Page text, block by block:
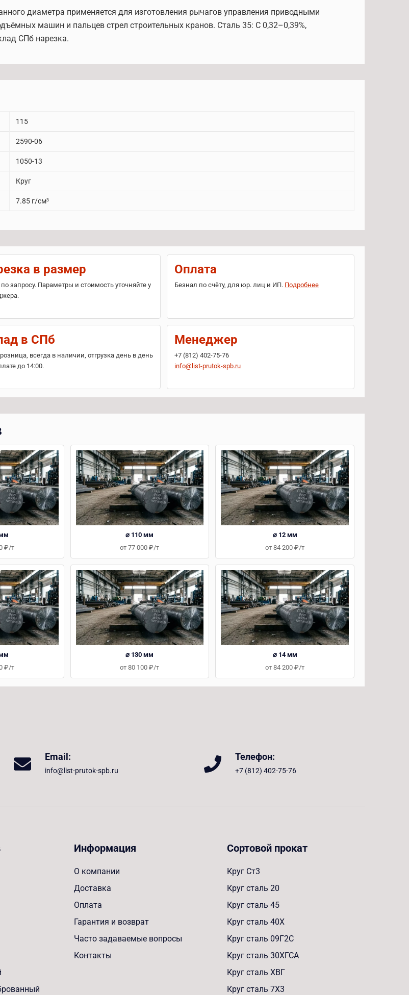
диаметра применяется для изготовления рычагов управления приводными
машин и пальцев стрел строительных кранов. Сталь 35: C 0,32–0,39%,
СПб нарезка.
115
2590-06
1050-13
Круг
7.85 г/см³
в размер
запросу. Параметры и стоимость уточняйте у
Оплата
Безнал по счёту, для юр. лиц и ИП. Подробнее
в СПб
всегда в наличии, отгрузка день в день
до 14:00.
Менеджер
+7 (812) 402-75-76
info@list-prutok-spb.ru
₽/т
⌀ 110 мм
от 77 000 ₽/т
⌀ 12 мм
от 84 200 ₽/т
₽/т
⌀ 130 мм
от 80 100 ₽/т
⌀ 14 мм
от 84 200 ₽/т
Email:
info@list-prutok-spb.ru
Телефон:
+7 (812) 402-75-76
Информация
О компании
Доставка
Оплата
Гарантия и возврат
Часто задаваемые вопросы
Контакты
Сортовой прокат
Круг Ст3
Круг сталь 20
Круг сталь 45
Круг сталь 40Х
Круг сталь 09Г2С
Круг сталь 30ХГСА
Круг сталь ХВГ
Круг сталь 7Х3